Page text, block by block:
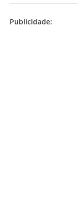
Publicidade: